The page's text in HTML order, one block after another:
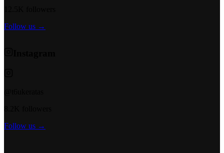
Follow us →
Follow us →